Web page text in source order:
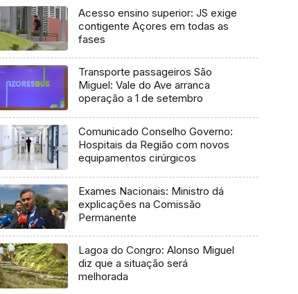
Acesso ensino superior: JS exige
contigente Açores em todas as
fases
Transporte passageiros São
Miguel: Vale do Ave arranca
operação a 1 de setembro
Comunicado Conselho Governo:
Hospitais da Região com novos
equipamentos cirúrgicos
Exames Nacionais: Ministro dá
explicações na Comissão
Permanente
Lagoa do Congro: Alonso Miguel
diz que a situação será
melhorada